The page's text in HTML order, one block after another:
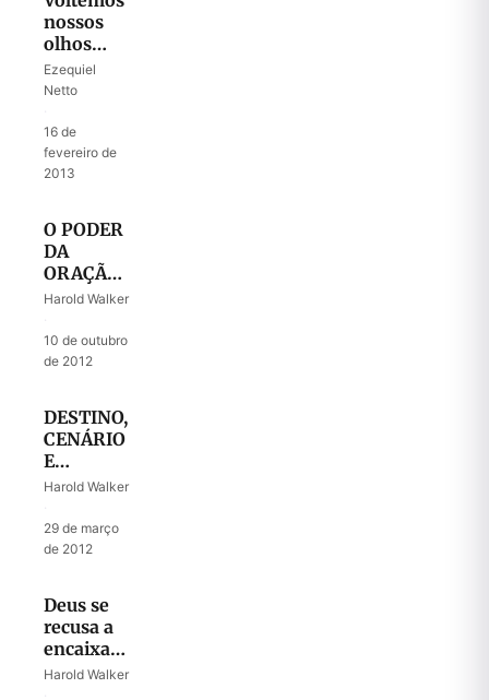
nossos
olhos
para Jesus
Ezequiel
Netto
16 de
fevereiro de
2013
O PODER
DA
ORAÇÃO
SEM FÉ!
Harold Walker
10 de outubro
de 2012
DESTINO,
CENÁRIO
E
COMPANHIA
Harold Walker
29 de março
de 2012
Deus se
recusa a
encaixar
em nosso
Harold Walker